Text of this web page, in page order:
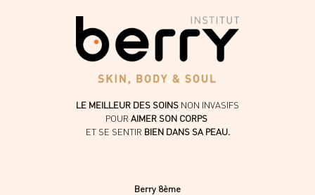
LE MEILLEUR DES SOINS NON INVASIFS
POUR AIMER SON CORPS
ET SE SENTIR BIEN DANS SA PEAU.
Berry 8ème